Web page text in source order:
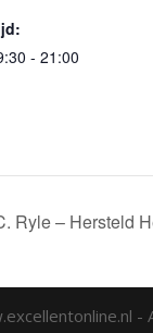
- 21:00
Ryle – Hersteld
-